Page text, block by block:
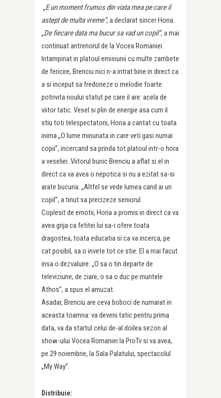
„E un moment frumos din viata mea pe care il
astept de multa vreme”, a declarat sincer Horia.
„De fiecare data ma bucur sa vad un copil”, a mai
continuat antrenorul de la Vocea Romaniei.
Intampinat in platoul emisiunii cu multe zambete
de fericire, Brenciu nici n-a intrat bine in direct ca
a si inceput sa fredoneze o melodie foarte
potrivita noului statut pe care il are: acela de
viitor tatic. Vesel si plin de energie asa cum il
stiu toti telespectatorii, Horia a cantat cu toata
inima „O lume minunata in care veti gasi numai
copii”, incercand sa prinda tot platoul intr-o hora
a veseliei. Viitorul bunic Brenciu a aflat si el in
direct ca va avea o nepotica si nu a ezitat sa-si
arate bucuria. „Altfel se vede lumea cand ai un
copil”, a tinut sa precizeze seniorul.
Coplesit de emotii, Horia a promis in direct ca va
avea grija ca fetitei lui sa-i ofere toata
dragostea, toata educatia si ca va incerca, pe
cat posibil, sa o invete tot ce stie. El a mai facut
insa o dezvaluire: „O sa o tin departe de
televiziune, de ziare, o sa o duc pe muntele
Athos”, a spus el amuzat.
Asadar, Brenciu are ceva boboci de numarat in
aceasta toamna: va deveni tatic pentru prima
data, va da startul celui de-al doilea sezon al
show-ului Vocea Romaniei la ProTv si va avea,
pe 29 noiembrie, la Sala Palatului, spectacolul
„My Way”.
Distribuie: